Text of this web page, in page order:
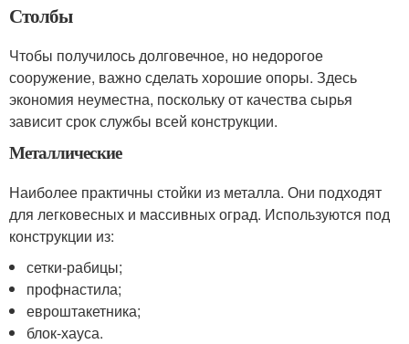
Столбы
Чтобы получилось долговечное, но недорогое
сооружение, важно сделать хорошие опоры. Здесь
экономия неуместна, поскольку от качества сырья
зависит срок службы всей конструкции.
Металлические
Наиболее практичны стойки из металла. Они подходят
для легковесных и массивных оград. Используются под
конструкции из:
сетки-рабицы;
профнастила;
евроштакетника;
блок-хауса.